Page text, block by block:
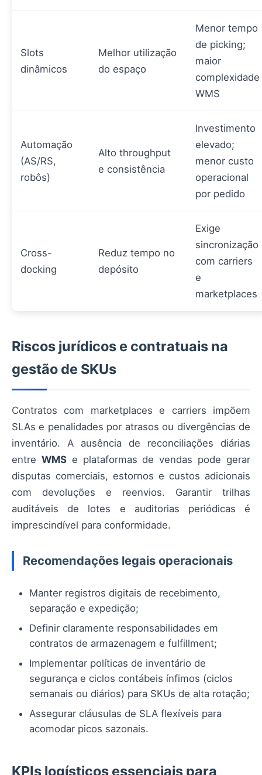
Slots
dinâmicos
Melhor utilização
do espaço
Menor tempo
de picking;
maior
complexidade
WMS
Automação
(AS/RS,
robôs)
Alto throughput
e consistência
Investimento
elevado;
menor custo
operacional
por pedido
Cross-
docking
Reduz tempo no
depósito
Exige
sincronização
com carriers
e
marketplaces
Riscos jurídicos e contratuais na
gestão de SKUs
Contratos com marketplaces e carriers impõem
SLAs e penalidades por atrasos ou divergências de
inventário. A ausência de reconciliações diárias
entre WMSe plataformas de vendas pode gerar
disputas comerciais, estornos e custos adicionais
com devoluções e reenvios. Garantir trilhas
auditáveis de lotes e auditorias periódicas é
imprescindível para conformidade.
Recomendações legais operacionais
Manter registros digitais de recebimento,
separação e expedição;
Definir claramente responsabilidades em
contratos de armazenagem e fulfillment;
Implementar políticas de inventário de
segurança e ciclos contábeis ínfimos (ciclos
semanais ou diários) para SKUs de alta rotação;
Assegurar cláusulas de SLA flexíveis para
acomodar picos sazonais.
KPIs logísticos essenciais para